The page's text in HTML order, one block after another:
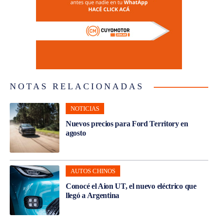
NOTAS RELACIONADAS
NOTICIAS
Nuevos precios para Ford Territory en
agosto
AUTOS CHINOS
Conocé el Aion UT, el nuevo eléctrico que
llegó a Argentina